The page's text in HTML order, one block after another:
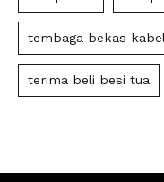
tembaga bekas kabel
terima beli besi tua